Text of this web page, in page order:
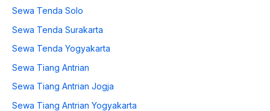
Sewa Tenda Solo
Sewa Tenda Surakarta
Sewa Tenda Yogyakarta
Sewa Tiang Antrian
Sewa Tiang Antrian Jogja
Sewa Tiang Antrian Yogyakarta